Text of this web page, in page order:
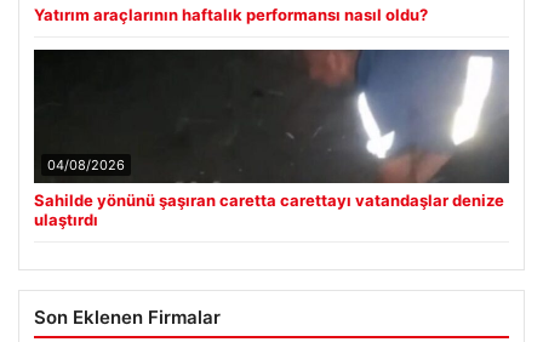
Yatırım araçlarının haftalık performansı nasıl oldu?
04/08/2026
Sahilde yönünü şaşıran caretta carettayı vatandaşlar denize
ulaştırdı
Son Eklenen Firmalar